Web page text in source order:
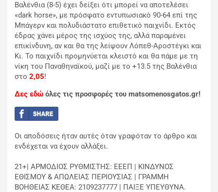
Βαλένθια (8-5) έχει δείξει ότι μπορεί να αποτελέσει
«dark horse», με πρόσφατο εντυπωσιακό 90-64 επί της
Μπάγερν και πολυδιάστατο επιθετικό παιχνίδι. Εκτός
έδρας χάνει μέρος της ισχύος της, αλλά παραμένει
επικίνδυνη, αν και θα της λείψουν Λόπεθ-Αροστέγκι και
Κι. Το παιχνίδι προμηνύεται κλειστό και θα πάμε με τη
νίκη του Παναθηναϊκού, μαζί με το +13.5 της Βαλένθια
στο 2,05!
Δες εδώ όλες τις προσφορές του matsomenosgatos.gr!
Οι αποδόσεις ήταν αυτές όταν γραφόταν το άρθρο και
ενδέχεται να έχουν αλλάξει.
21+| ΑΡΜΟΔΙΟΣ ΡΥΘΜΙΣΤΗΣ: ΕΕΕΠ | ΚΙΝΔΥΝΟΣ
ΕΘΙΣΜΟΥ & ΑΠΩΛΕΙΑΣ ΠΕΡΙΟΥΣΙΑΣ | ΓΡΑΜΜΗ
ΒΟΗΘΕΙΑΣ ΚΕΘΕΑ: 2109237777 | ΠΑΙΞΕ ΥΠΕΥΘΥΝΑ.